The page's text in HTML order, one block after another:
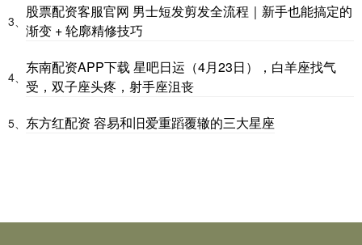
3、
股票配资客服官网 男士短发剪发全流程｜新手也能搞定的
渐变 + 轮廓精修技巧
4、
东南配资APP下载 星吧日运（4月23日），白羊座找气
受，双子座头疼，射手座沮丧
5、 东方红配资 容易和旧爱重蹈覆辙的三大星座